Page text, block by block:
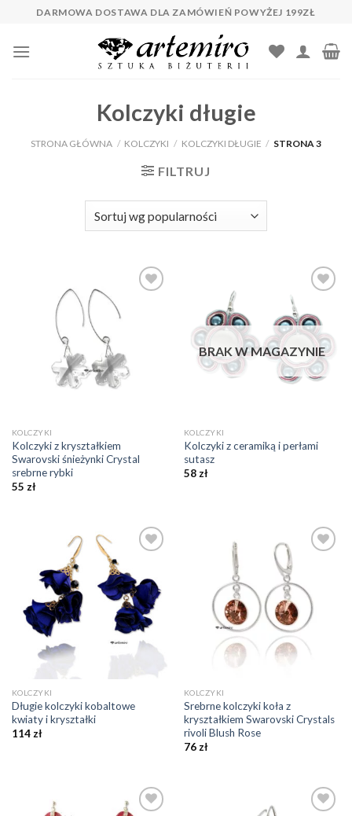
content
DARMOWA DOSTAWA DLA ZAMÓWIEŃ POWYŻEJ 199ZŁ
Kolczyki długie
STRONA GŁÓWNA / KOLCZYKI / KOLCZYKI DŁUGIE / STRONA 3
FILTRUJ
Dodaj do
ulubionych
KOLCZYKI
Kolczyki z kryształkiem
Swarovski śnieżynki Crystal
srebrne rybki
55 zł
Dodaj do
ulubionych
❤️
BRAK W MAGAZYNIE
KOLCZYKI
Kolczyki z ceramiką i perłami
sutasz
58zł
Dodaj do
ulubionych
❤️
KOLCZYKI
Długie kolczyki kobaltowe
kwiaty i kryształki
114 zł
Dodaj do
ulubionych
❤️
KOLCZYKI
Srebrne kolczyki koła z
kryształkiem Swarovski Crystals
rivoli Blush Rose
76 zł